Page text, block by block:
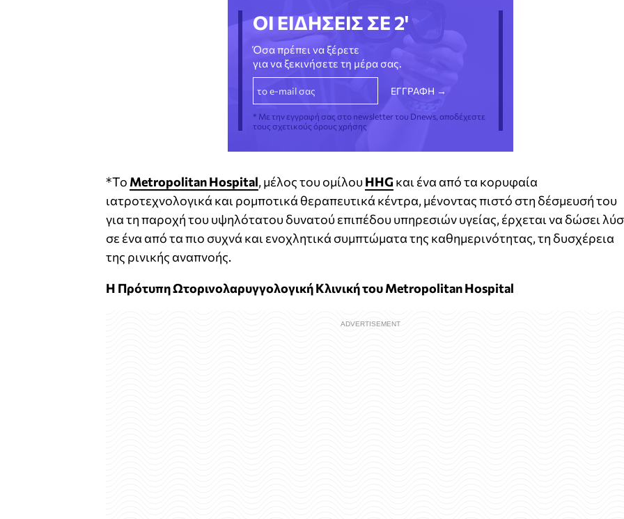
ΟΙ ΕΙΔΗΣΕΙΣ ΣΕ 2'
Όσα πρέπει να ξέρετε
για να ξεκινήσετε τη μέρα σας.
* Με την εγγραφή σας στο newsletter του Dnews, αποδέχεστε
τους σχετικούς όρους χρήσης
*Το Metropolitan Hospital, μέλος του ομίλουHHG και ένα από τα κορυφαία
ιατροτεχνολογικά και ρομποτικά θεραπευτικά κέντρα, μένοντας πιστό στη δέσμευσή του
για τη παροχή του υψηλότατου δυνατού επιπέδου υπηρεσιών υγείας, έρχεται να δώσει
σε ένα από τα πιο συχνά και ενοχλητικά συμπτώματα της καθημερινότητας, τη δυσχέρεια
της ρινικής αναπνοής.
Η Πρότυπη Ωτορινολαρυγγολογική Κλινική του Metropolitan Hospital